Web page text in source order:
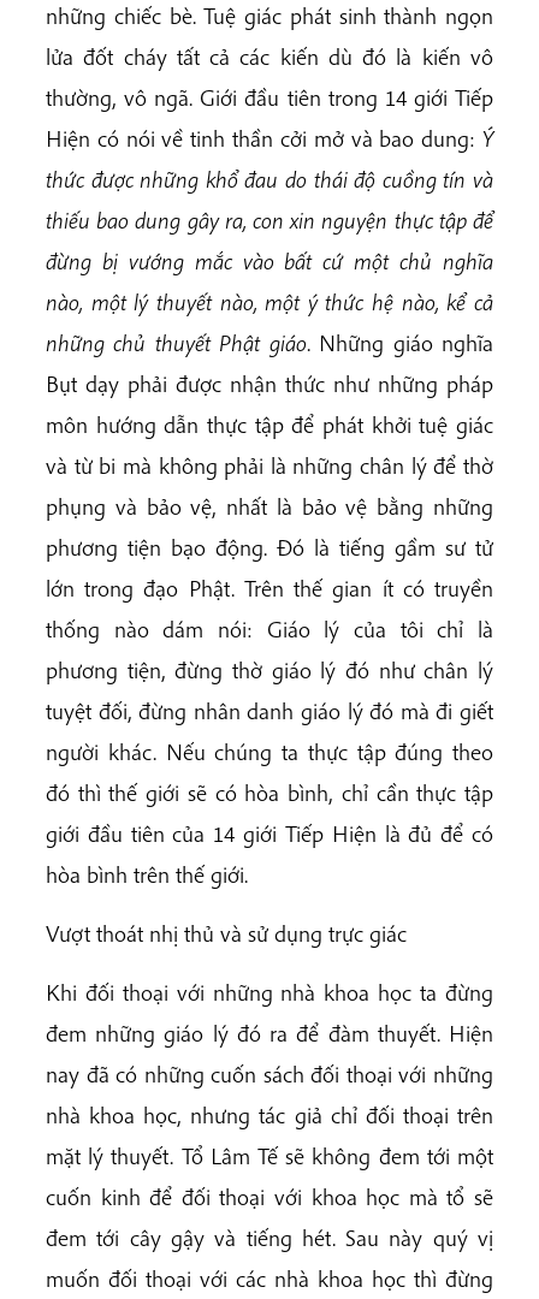
những chiếc bè. Tuệ giác phát sinh thành ngọn
lửa đốt cháy tất cả các kiến dù đó là kiến vô
thường, vô ngã. Giới đầu tiên trong 14 giới Tiếp
Hiện có nói về tinh thần cởi mở và bao dung: Ý
thức được những khổ đau do thái độ cuồng tín và
thiếu bao dung gây ra, con xin nguyện thực tập để
đừng bị vướng mắc vào bất cứ một chủ nghĩa
nào, một lý thuyết nào, một ý thức hệ nào, kể cả
những chủ thuyết Phật giáo. Những giáo nghĩa
Bụt dạy phải được nhận thức như những pháp
môn hướng dẫn thực tập để phát khởi tuệ giác
và từ bi mà không phải là những chân lý để thờ
phụng và bảo vệ, nhất là bảo vệ bằng những
phương tiện bạo động. Đó là tiếng gầm sư tử
lớn trong đạo Phật. Trên thế gian ít có truyền
thống nào dám nói: Giáo lý của tôi chỉ là
phương tiện, đừng thờ giáo lý đó như chân lý
tuyệt đối, đừng nhân danh giáo lý đó mà đi giết
người khác. Nếu chúng ta thực tập đúng theo
đó thì thế giới sẽ có hòa bình, chỉ cần thực tập
giới đầu tiên của 14 giới Tiếp Hiện là đủ để có
hòa bình trên thế giới.
Vượt thoát nhị thủ và sử dụng trực giác
Khi đối thoại với những nhà khoa học ta đừng
đem những giáo lý đó ra để đàm thuyết. Hiện
nay đã có những cuốn sách đối thoại với những
nhà khoa học, nhưng tác giả chỉ đối thoại trên
mặt lý thuyết. Tổ Lâm Tế sẽ không đem tới một
cuốn kinh để đối thoại với khoa học mà tổ sẽ
đem tới cây gậy và tiếng hét. Sau này quý vị
muốn đối thoại với các nhà khoa học thì đừng